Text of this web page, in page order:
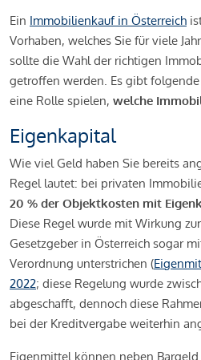
Ein Immobilienkauf in Österreich
Vorhaben, welches Sie für viele
sollte die Wahl der richtigen
getroffen werden. Es gibt
eine Rolle spielen, welche
Eigenkapital
Wie viel Geld haben Sie bereits
Regel lautet: bei privaten
20 % der Objektkosten mit
Diese Regel wurde mit Wirkung
Gesetzgeber in Österreich sogar
Verordnung unterstrichen (
2022; diese Regelung wurde
abgeschafft, dennoch diese
bei der Kreditvergabe weiterhin
Eigenmittel können neben